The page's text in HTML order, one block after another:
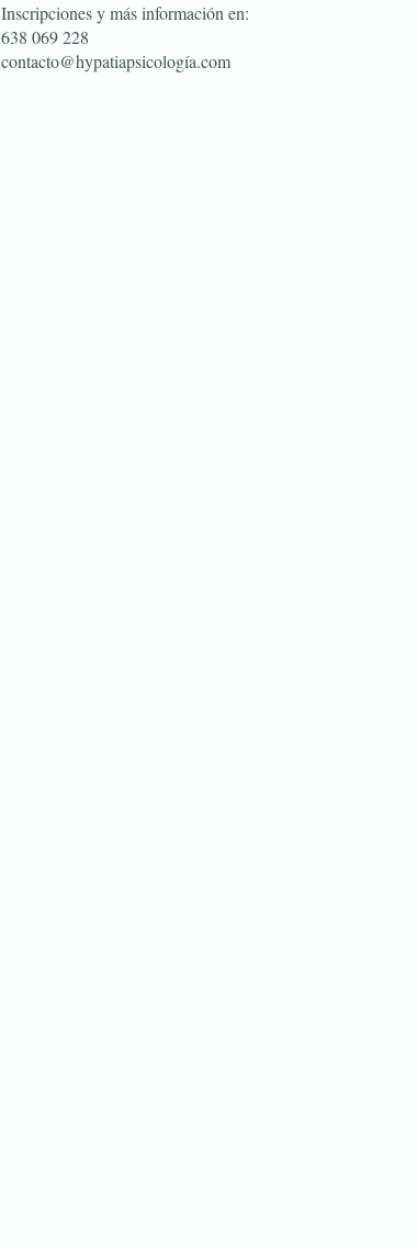
Inscripciones y más información en:
638 069 228
contacto@hypatiapsicología.com